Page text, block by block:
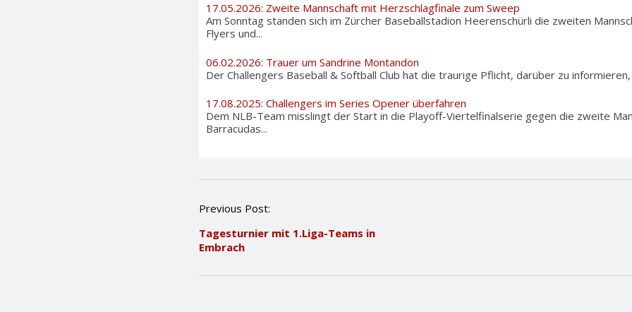
17.05.2026: Zweite Mannschaft mit Herzschlagfinale zum Sweep
Am Sonntag standen sich im Zürcher Baseballstadion Heerenschürli die zweiten
Flyers und...
06.02.2026: Trauer um Sandrine Montandon
Der Challengers Baseball & Softball Club hat die traurige Pflicht, darüber zu
17.08.2025: Challengers im Series Opener überfahren
Dem NLB-Team misslingt der Start in die Playoff-Viertelfinalserie gegen die zweite
Barracudas...
P
s
t
a
Previous Post:
Tagesturnier mit 1.Liga-Teams in
Embrach